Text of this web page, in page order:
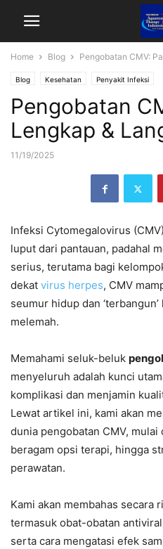
Home Blog Pengobatan CMV:
Blog Kesehatan Penyakit Infeksi
Pengobatan
Lengkap &
11/19/2025
Infeksi Cytomegalovirus
luput dari pantauan, padahal
serius, terutama bagi
dekat virus herpes, CMV
seumur hidup dan
melemah.
Memahami seluk-beluk
menyeluruh adalah kunci
komplikasi dan menjamin
Lewat artikel ini, kami akan
dunia pengobatan CMV,
beragam opsi terapi, hingga
perawatan.
Kami akan membahas secara
termasuk obat-obatan
serta cara mengatasi efek